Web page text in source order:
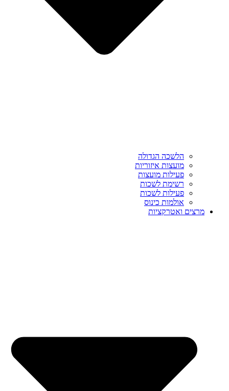
הלשכה הגדולה
מועצות איזוריות
פעילות מועצות
רשימת לשכות
פעילות לשכות
אולמות כינוס
מרצים ואטרקציות